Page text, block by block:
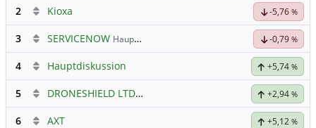
2 Kioxa -5,76 %
3 SERVICENOW Hauptdiskussion -0,79 %
4 Hauptdiskussion +5,74 %
5 DRONESHIELD LTDHauptdiskussion +2,94 %
6 AXT +5,12 %